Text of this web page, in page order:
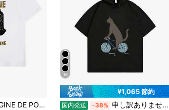
クルーネックコットンTシャツ、ユニークなデザイン、カジュアルで快適な着心地 - サマーコーデに最適なファッションアイテム
16
¥1,065 節約
国内発送 -38% 申し訳ありませんが、画像内容がこちらでは取得できないため、商品タイトルを正確に生成できません。画像の内容や商品情報をテキスト